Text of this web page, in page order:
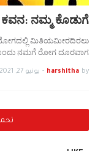
ಕವನ: ನಮ್ಮ ಕೊಡುಗೆ
ಮಿತಿಯಮೀರದಿರಲು
ನಮಗೆ ರೋಗ ದೂರವಾಗ…
by
harshitha
- يونيو 27, 2021